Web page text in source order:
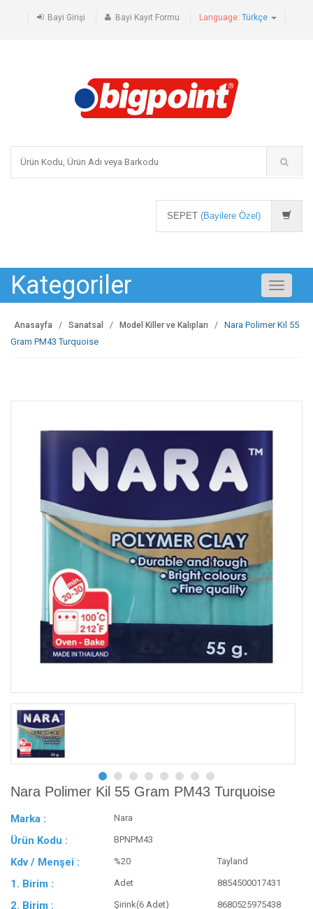
Bayi Girişi Bayi Kayıt Formu Language: Türkçe
SEPET (Bayilere Özel)
Kategoriler
Toggle
Anasayfa Sanatsal Model Killer ve Kalıpları
Nara Polimer Kil 55
Gram PM43 Turquoise
Nara Polimer Kil 55 Gram PM43 Turquoise
Marka : Nara
Ürün Kodu : BPNPM43
Kdv / Menşei : %20 Tayland
1. Birim : Adet 8854500017431
2. Birim : Şirink(6 Adet) 8680525975438